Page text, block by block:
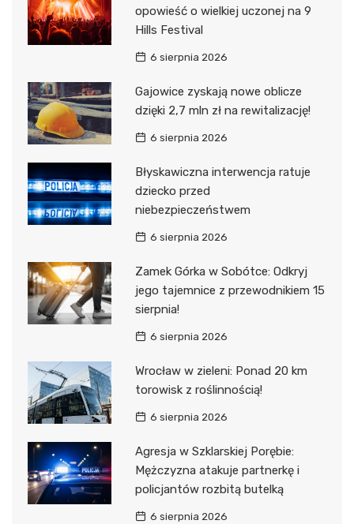
opowieść o wielkiej uczonej na 9
Hills Festival
6 sierpnia 2026
Gajowice zyskają nowe oblicze
dzięki 2,7 mln zł na rewitalizację!
6 sierpnia 2026
Błyskawiczna interwencja ratuje
dziecko przed
niebezpieczeństwem
6 sierpnia 2026
Zamek Górka w Sobótce: Odkryj
jego tajemnice z przewodnikiem 15
sierpnia!
6 sierpnia 2026
Wrocław w zieleni: Ponad 20 km
torowisk z roślinnością!
6 sierpnia 2026
Agresja w Szklarskiej Porębie:
Mężczyzna atakuje partnerkę i
policjantów rozbitą butelką
6 sierpnia 2026